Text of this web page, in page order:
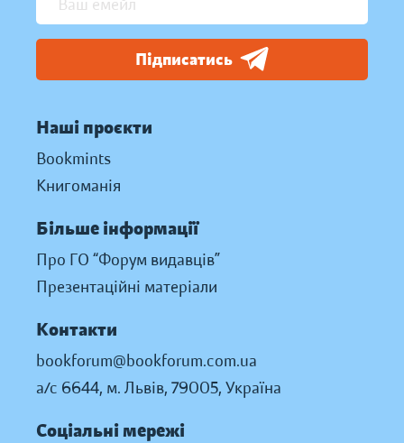
Підписатись
Наші проєкти
Bookmints
Книгоманія
Більше інформації
Про ГО “Форум видавців”
Презентаційні матеріали
Контакти
bookforum@bookforum.com.ua
а/с 6644, м. Львів, 79005, Україна
Соціальні мережі